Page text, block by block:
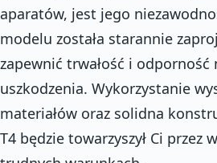
aparatów, jest jego
modelu została starannie
zapewnić trwałość i odporność
uszkodzenia. Wykorzystanie
materiałów oraz solidna
T4 będzie towarzyszył Ci przez